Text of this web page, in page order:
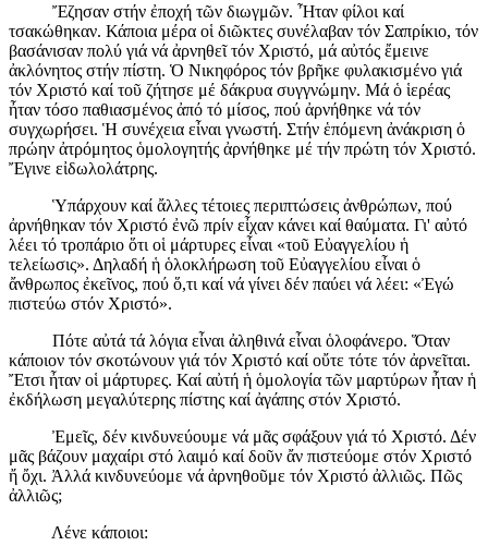
Ἔζησαν στήν ἐποχή τῶν διωγμῶν. Ἦταν φίλοι καί
τσακώθηκαν. Κάποια μέρα οἱ διῶκτες συνέλαβαν τόν Σαπρίκιο, τόν
βασάνισαν πολύ γιά νά ἀρνηθεῖ τόν Χριστό, μά αὐτός ἔμεινε
ἀκλόνητος στήν πίστη. Ὁ Νικηφόρος τόν βρῆκε φυλακισμένο γιά
τόν Χριστό καί τοῦ ζήτησε μέ δάκρυα συγγνώμην. Μά ὁ ἱερέας
ἦταν τόσο παθιασμένος ἀπό τό μίσος, πού ἀρνήθηκε νά τόν
συγχωρήσει. Ἡ συνέχεια εἶναι γνωστή. Στήν ἑπόμενη ἀνάκριση ὁ
πρώην ἀτρόμητος ὁμολογητής ἀρνήθηκε μέ τήν πρώτη τόν Χριστό.
Ἔγινε εἰδωλολάτρης.
Ὑπάρχουν καί ἄλλες τέτοιες περιπτώσεις ἀνθρώπων, πού
ἀρνήθηκαν τόν Χριστό ἐνῶ πρίν εἶχαν κάνει καί θαύματα. Γι' αὐτό
λέει τό τροπάριο ὅτι οἱ μάρτυρες εἶναι «τοῦ Εὐαγγελίου ἡ
τελείωσις». Δηλαδή ἡ ὁλοκλήρωση τοῦ Εὐαγγελίου εἶναι ὁ
ἄνθρωπος ἐκεῖνος, πού ὅ,τι καί νά γίνει δέν παύει νά λέει: «Ἐγώ
πιστεύω στόν Χριστό».
Πότε αὐτά τά λόγια εἶναι ἀληθινά εἶναι ὁλοφάνερο. Ὅταν
κάποιον τόν σκοτώνουν γιά τόν Χριστό καί οὔτε τότε τόν ἀρνεῖται.
Ἔτσι ἦταν οἱ μάρτυρες. Καί αὐτή ἡ ὁμολογία τῶν μαρτύρων ἦταν ἡ
ἐκδήλωση μεγαλύτερης πίστης καί ἀγάπης στόν Χριστό.
Ἐμεῖς, δέν κινδυνεύουμε νά μᾶς σφάξουν γιά τό Χριστό. Δέν
μᾶς βάζουν μαχαίρι στό λαιμό καί δοῦν ἄν πιστεύομε στόν Χριστό
ἤ ὄχι. Ἀλλά κινδυνεύομε νά ἀρνηθοῦμε τόν Χριστό ἀλλιῶς. Πῶς
ἀλλιῶς;
Λένε κάποιοι: